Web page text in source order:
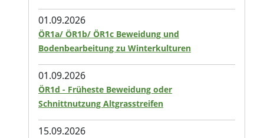
01.09.2026
ÖR1a/ ÖR1b/ ÖR1c Beweidung und
Bodenbearbeitung zu Winterkulturen
01.09.2026
ÖR1d - Früheste Beweidung oder
Schnittnutzung Altgrasstreifen
15.09.2026